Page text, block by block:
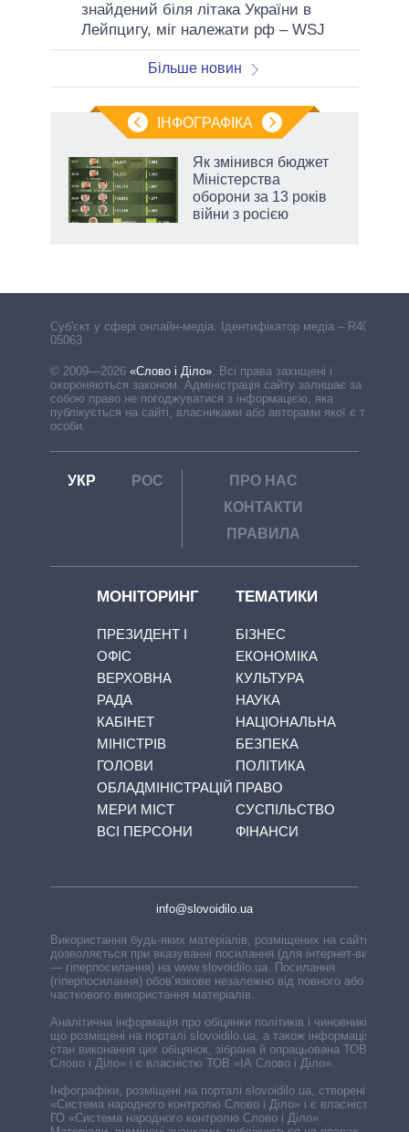
знайдений біля літака України в
Лейпцигу, міг належати рф – WSJ
Більше новин
ІНФОГРАФІКА
Як змінився бюджет
Міністерства
оборони за 13 років
війни з росією
Cуб'єкт у сфері онлайн-медіа. Ідентифікатор медіа – R40-
05063
© 2009—2026 «Слово і Діло». Всі права захищені і
охороняються законом. Адміністрація сайту залишає за
собою право не погоджуватися з інформацією, яка
публікується на сайті, власниками або авторами якої є треті
особи.
УКР РОС
ПРО НАС
КОНТАКТИ
ПРАВИЛА
МОНІТОРИНГ
ПРЕЗИДЕНТ І
ОФІС
ВЕРХОВНА
РАДА
КАБІНЕТ
МІНІСТРІВ
ГОЛОВИ
ОБЛАДМІНІСТРАЦІЙ
МЕРИ МІСТ
ВСІ ПЕРСОНИ
ТЕМАТИКИ
БІЗНЕС
ЕКОНОМІКА
КУЛЬТУРА
НАУКА
НАЦІОНАЛЬНА
БЕЗПЕКА
ПОЛІТИКА
ПРАВО
СУСПІЛЬСТВО
ФІНАНСИ
info@slovoidilo.ua
Використання будь-яких матеріалів, розміщених на сайті,
дозволяється при вказуванні посилання (для інтернет-видань
— гіперпосилання) на www.slovoidilo.ua. Посилання
(гіперпосилання) обов’язкове незалежно від повного або
часткового використання матеріалів.
Аналітична інформація про обіцянки політиків і чиновників,
що розміщені на порталі slovoidilo.ua, а також інформація про
стан виконання цих обіцянок, зібрана й опрацьована ТОВ «ІА
Слово і Діло» і є власністю ТОВ «ІА Слово і Діло».
Інфографіки, розміщені на порталі slovoidilo.ua, створені ГО
«Система народного контролю Слово і Діло» і є власністю
ГО «Система народного контролю Слово і Діло».